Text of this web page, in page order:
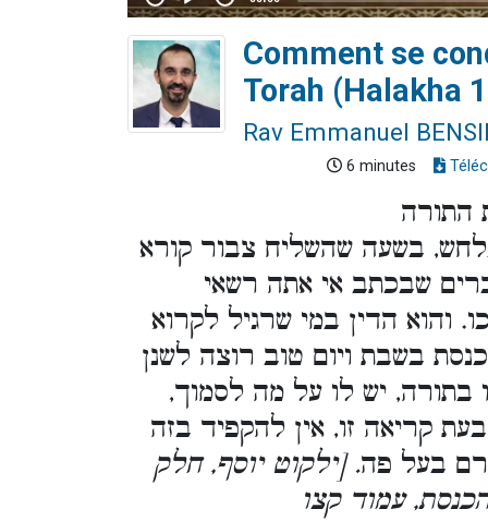
Comment se
Torah (Halakha
Rav Emmanuel
6 minutes
התורה
בשעה שהשליח צבור קורא
שבכתב אי אתה רשאי
והוא הדין במי שרגיל לקרוא
בשבת ויום טוב רוצה לשנן
יש לו על מה לסמוך,
קריאה זו, אין להקפיד בזה
בעל פה. [ילקוט יוסף, חלק
עמוד קצו